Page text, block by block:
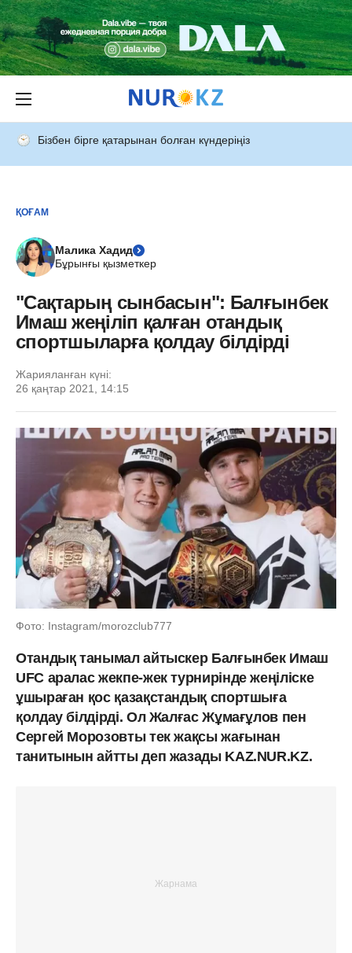
Бізбен бірге қатарынан болған күндеріңіз
ҚОҒАМ
Малика Хадид
Бұрынғы қызметкер
"Сақтарың сынбасын": Балғынбек
Имаш жеңіліп қалған отандық
спортшыларға қолдау білдірді
Жарияланған күні:
26 қаңтар 2021, 14:15
Фото: Instagram/morozclub777
Отандық танымал айтыскер Балғынбек Имаш
UFC аралас жекпе-жек турнирінде жеңіліске
ұшыраған қос қазақстандық спортшыға
қолдау білдірді. Ол Жалғас Жұмағұлов пен
Сергей Морозовты тек жақсы жағынан
танитынын айтты деп жазады KAZ.NUR.KZ.